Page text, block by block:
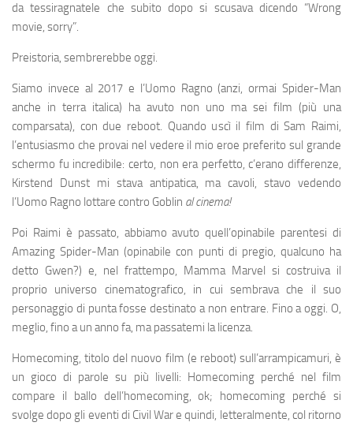
da tessiragnatele che subito dopo si scusava dicendo “Wrong
movie, sorry”.
Preistoria, sembrerebbe oggi.
Siamo invece al 2017 e l’Uomo Ragno (anzi, ormai Spider-Man
anche in terra italica) ha avuto non uno ma sei film (più una
comparsata), con due reboot. Quando uscì il film di Sam Raimi,
l’entusiasmo che provai nel vedere il mio eroe preferito sul grande
schermo fu incredibile: certo, non era perfetto, c’erano differenze,
Kirstend Dunst mi stava antipatica, ma cavoli, stavo vedendo
l’Uomo Ragno lottare contro Goblin al cinema!
Poi Raimi è passato, abbiamo avuto quell’opinabile parentesi di
Amazing Spider-Man (opinabile con punti di pregio, qualcuno ha
detto Gwen?) e, nel frattempo, Mamma Marvel si costruiva il
proprio universo cinematografico, in cui sembrava che il suo
personaggio di punta fosse destinato a non entrare. Fino a oggi. O,
meglio, fino a un anno fa, ma passatemi la licenza.
Homecoming, titolo del nuovo film (e reboot) sull’arrampicamuri, è
un gioco di parole su più livelli: Homecoming perché nel film
compare il ballo dell’homecoming, ok; homecoming perché si
svolge dopo gli eventi di Civil War e quindi, letteralmente, col ritorno